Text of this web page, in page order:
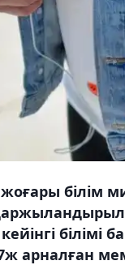
білім
білімі
арналған